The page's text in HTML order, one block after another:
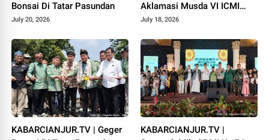
Bonsai Di Tatar Pasundan
July 20, 2026
Aklamasi Musda VI ICMI
Orda Cianjur
July 18, 2026
KABARCIANJUR.TV | Geger
KABARCIANJUR.TV |